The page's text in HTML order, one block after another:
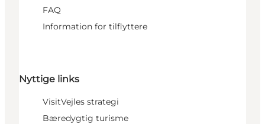
FAQ
Information for tilflyttere
Nyttige links
VisitVejles strategi
Bæredygtig turisme